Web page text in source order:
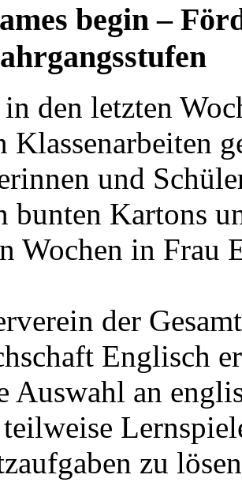
begin –
in den letzten
Klassenarbeiten
und
bunten Kartons
Wochen in Frau
der
Englisch
Auswahl an
zu